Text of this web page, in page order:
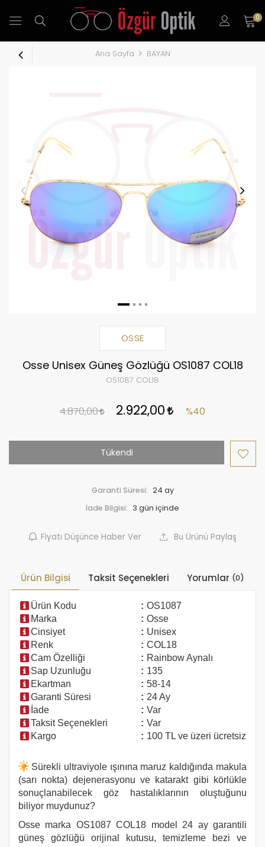
0
Ana Sayfa BAYAN
OSSE
Osse Unisex Güneş Gözlüğü OS1087 COL18
OS1087 COL18
4.870,00 2.922,00 %40
Tükendi
Garanti Süresi: 24 ay
İade Bilgisi:
Fiyatı Düşünce Haber Ver Bu Ürünü Paylaş
Ürün Bilgisi Taksit Seçenekleri Yorumlar (0)
Ürün Kodu : OS1087
Marka
: Osse
Cinsiyet
: Unisex
Renk
: COL18
Cam Özelliği
: Rainbow Aynalı
Sap Uzunluğu
: 135
Ekartman
: 58-14
Garanti Süresi
: 24 Ay
İade
: Var
Taksit Seçenekleri
: Var
Kargo
: 100 TL ve üzeri ücretsiz
Sürekli ultraviyole ışınına maruz kaldığında makula
(sarı nokta) dejenerasyonu ve katarakt gibi körlükle
sonuçlanabilecek göz hastalıklarının oluştuğunu
biliyor muydunuz?
Osse marka OS1087 COL18 model 24 ay garantili
güneş gözlüğü orijinal kutusu, temizleme bezi ve